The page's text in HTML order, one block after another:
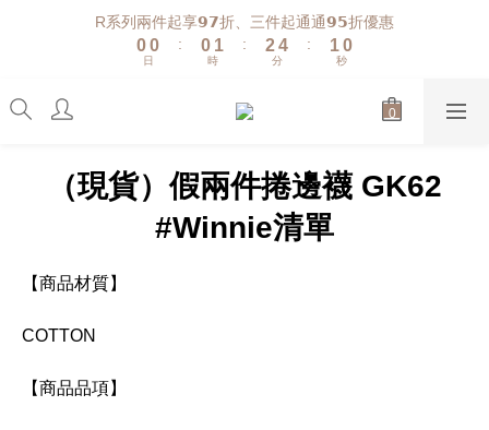
R系列兩件起享𝟵𝟳折、三件起通通𝟵𝟱折優惠
1
0
1
0
日
:
1
0
2
1
0
時
:
3
2
1
5
4
3
分
:
2
1
0
1
0
秒
（現貨）假兩件捲邊襪 GK62
#Winnie清單
【商品材質】
COTTON
【商品品項】